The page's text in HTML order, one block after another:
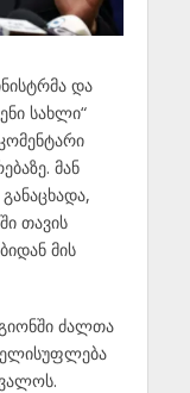
და
სახლი“
მან
თავის
მის
ძალთა